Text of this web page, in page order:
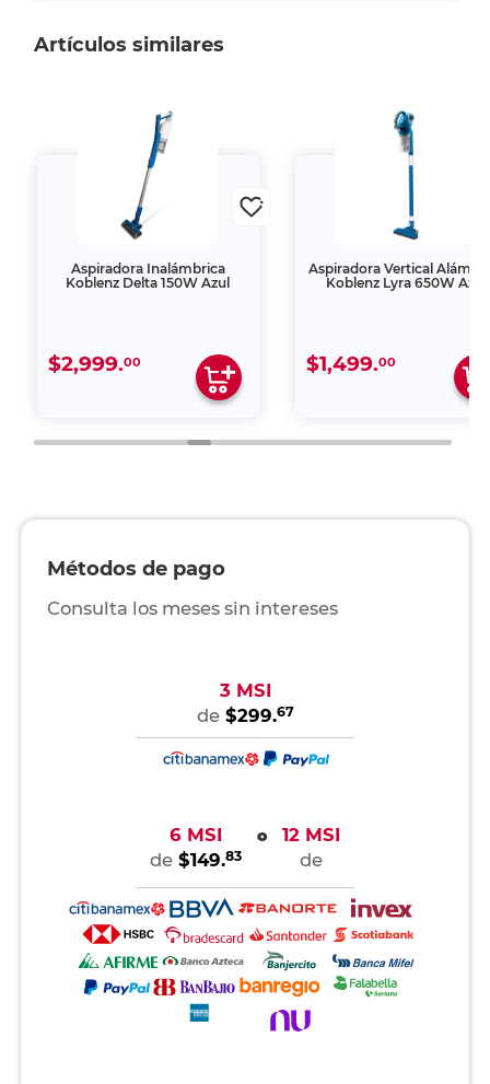
Artículos similares
Aspiradora Inalámbrica
Koblenz Delta 150W Azul
$2,999.00
Aspiradora Vertical
Koblenz Lyra 650W Azul
$1,499.00
Métodos de pago
Consulta los meses sin intereses
3 MSI
de $299.67
6 MSI
de $149.83
o
12 MSI
de